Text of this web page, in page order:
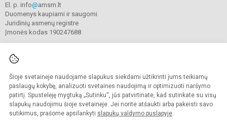
Šioje svetainėje naudojame slapukus siekdami užtikrinti jums teikiamų
paslaugų kokybę, analizuoti svetainės naudojimą ir optimizuoti naršymo
patirtį. Spustelėję mygtuką „Sutinku“, jūs patvirtinate, kad sutinkate su visų
slapukų naudojimu šioje svetainėje. Jei norite atšaukti arba pakeisti savo
sutikimus, prašome apsilankyti slapukų valdymo puslapyje.
El. p. info@amsm.lt
Duomenys kaupiami ir saugomi
Juridinių asmenų registre
Įmonės kodas 190247688
© 2020. Alytaus r. meno ir sporto mokykla. Visos teisės saugomos.
Kopijuoti turinį be raštiško mokyklos sutikimo griežtai draudžiama.
Prieinamumo paraiška Slapukų valdymas
Sumanus būdas atnaujinti